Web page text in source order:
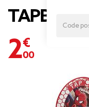
TAPBALL
2,00 €